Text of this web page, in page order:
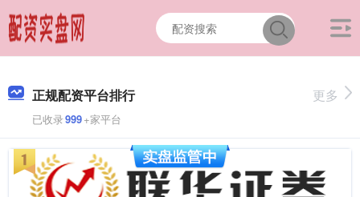
正规配资平台排行
已收录999+家平台
更多